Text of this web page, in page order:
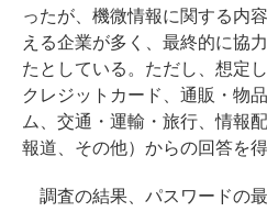
ったが、機微情報に関する内
える企業が多く、最終的に協
たとしている。ただし、想定
クレジットカード、通販・物
ム、交通・運輸・旅行、情報
報道、その他）からの回答を
調査の結果、パスワードの